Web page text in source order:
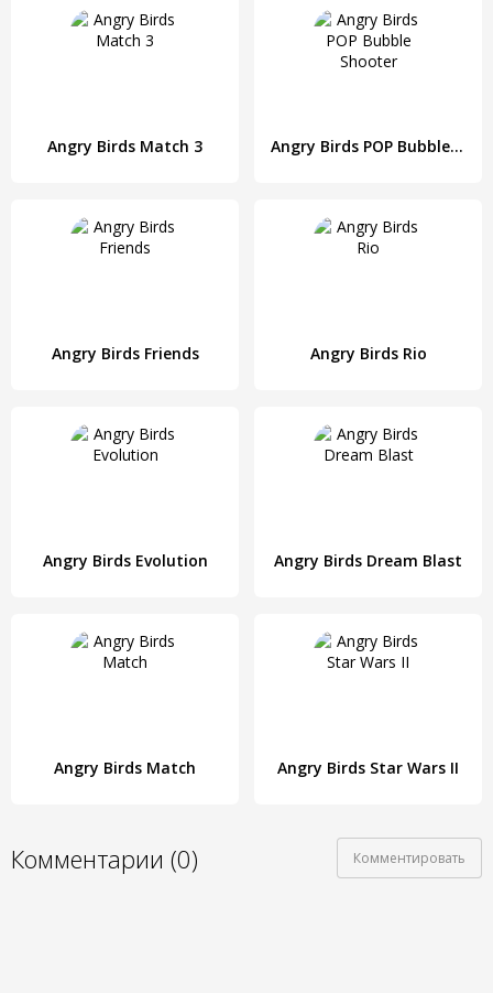
Angry Birds Match 3 Angry Birds POP Bubble Shooter
Angry Birds Friends Angry Birds Rio
Angry Birds Evolution Angry Birds Dream Blast
Angry Birds Match Angry Birds Star Wars II
Комментарии (0) Комментировать